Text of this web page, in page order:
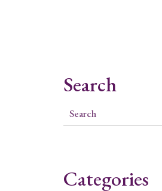
Search
Categories